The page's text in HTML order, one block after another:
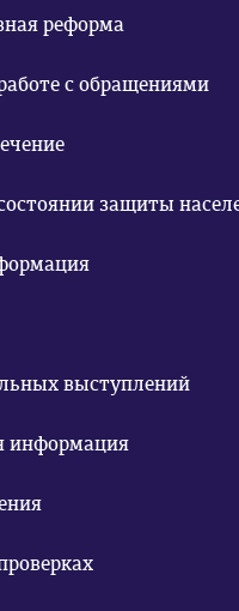
реформа
с обращениями
защиты
выступлений
информация